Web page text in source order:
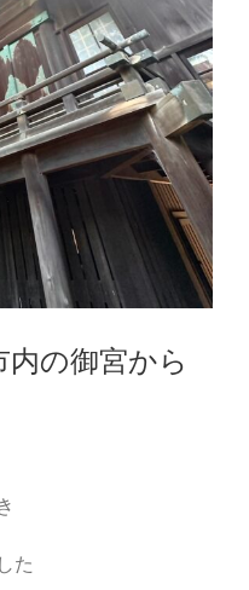
内の御宮から
た